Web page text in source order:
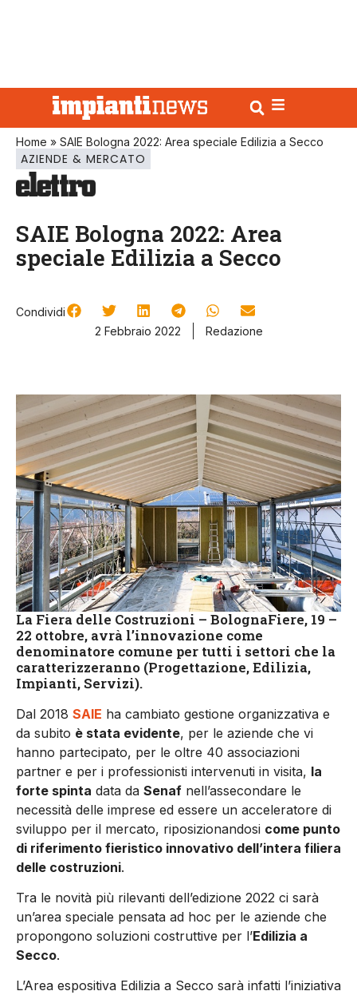
Home » SAIE Bologna 2022: Area speciale Edilizia a Secco
AZIENDE & MERCATO
SAIE Bologna 2022: Area
speciale Edilizia a Secco
Condividi
2 Febbraio 2022
Redazione
La Fiera delle Costruzioni – BolognaFiere, 19 –
22 ottobre, avrà l’innovazione come
denominatore comune per tutti i settori che la
caratterizzeranno (Progettazione, Edilizia,
Impianti, Servizi).
Dal 2018 SAIE ha cambiato gestione organizzativa e
da subito è stata evidente, per le aziende che vi
hanno partecipato, per le oltre 40 associazioni
partner e per i professionisti intervenuti in visita, la
forte spinta data da Senaf nell’assecondare le
necessità delle imprese ed essere un acceleratore di
sviluppo per il mercato, riposizionandosi come punto
di riferimento fieristico innovativo dell’intera filiera
delle costruzioni.
Tra le novità più rilevanti dell’edizione 2022 ci sarà
un’area speciale pensata ad hoc per le aziende che
propongono soluzioni costruttive per l’Edilizia a
Secco.
L’Area espositiva Edilizia a Secco sarà infatti l’iniziativa